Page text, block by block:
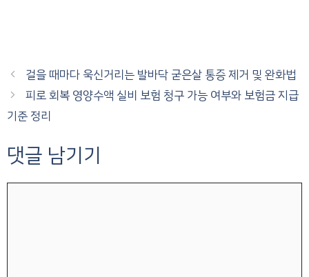
걸을 때마다 욱신거리는 발바닥 굳은살 통증 제거 및 완화법
피로 회복 영양수액 실비 보험 청구 가능 여부와 보험금 지급
기준 정리
댓글 남기기